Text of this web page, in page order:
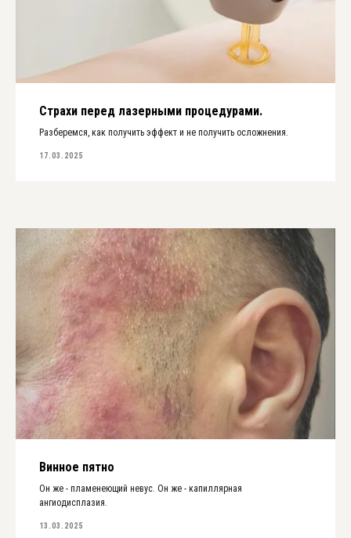
Страхи перед лазерными процедурами.
Разберемся, как получить эффект и не получить осложнения.
17.03.2025
Винное пятно
Он же - пламенеющий невус. Он же - капиллярная
ангиодисплазия.
13.03.2025